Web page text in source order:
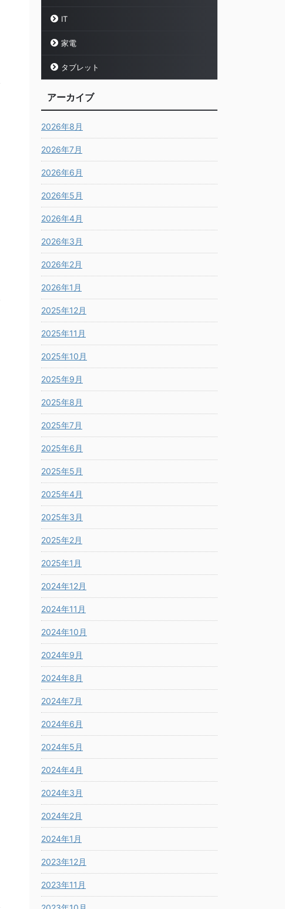
IT
家電
タブレット
アーカイブ
2026年8月
2026年7月
2026年6月
2026年5月
2026年4月
2026年3月
2026年2月
2026年1月
2025年12月
2025年11月
2025年10月
2025年9月
2025年8月
2025年7月
2025年6月
2025年5月
2025年4月
2025年3月
2025年2月
2025年1月
2024年12月
2024年11月
2024年10月
2024年9月
2024年8月
2024年7月
2024年6月
2024年5月
2024年4月
2024年3月
2024年2月
2024年1月
2023年12月
2023年11月